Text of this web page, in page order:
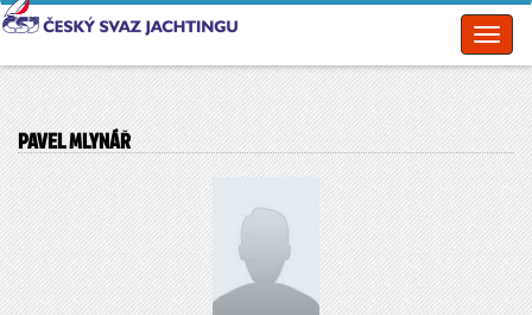
PAVEL MLYNÁŘ